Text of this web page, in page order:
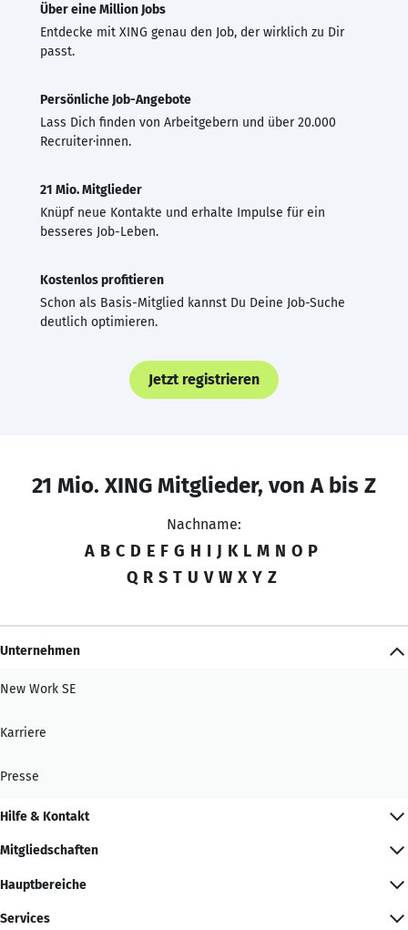
Über eine Million Jobs
Entdecke mit XING genau den Job, der wirklich zu Dir
passt.
Persönliche Job-Angebote
Lass Dich finden von Arbeitgebern und über 20.000
Recruiter·innen.
21 Mio. Mitglieder
Knüpf neue Kontakte und erhalte Impulse für ein
besseres Job-Leben.
Kostenlos profitieren
Schon als Basis-Mitglied kannst Du Deine Job-Suche
deutlich optimieren.
Jetzt registrieren
21 Mio. XING Mitglieder, von A bis Z
Nachname:
A B C D E F G H I J K L M N O P
Q R S T U V W X Y Z
Unternehmen
New Work SE
Karriere
Presse
Hilfe & Kontakt
Mitgliedschaften
Hauptbereiche
Services